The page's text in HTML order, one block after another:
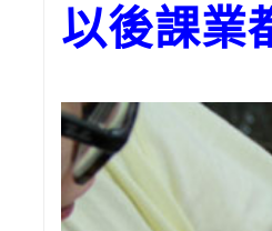
以後課業